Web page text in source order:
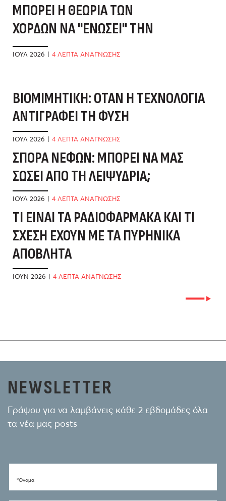
ΜΠΟΡΕΊ Η ΘΕΩΡΊΑ ΤΩΝ
ΧΟΡΔΏΝ ΝΑ "ΕΝΏΣΕΙ" ΤΗΝ
ΕΠΙΣΤΉΜΗ;
ΙΟΎΛ 2026 | 4 ΛΕΠΤΑ ΑΝΑΓΝΩΣΗΣ
ΒΙΟΜΙΜΗΤΙΚΉ: ΌΤΑΝ Η ΤΕΧΝΟΛΟΓΊΑ
ΑΝΤΙΓΡΆΦΕΙ ΤΗ ΦΎΣΗ
ΙΟΎΛ 2026 | 4 ΛΕΠΤΑ ΑΝΑΓΝΩΣΗΣ
ΣΠΟΡΆ ΝΕΦΏΝ: ΜΠΟΡΕΊ ΝΑ ΜΑΣ
ΣΏΣΕΙ ΑΠΌ ΤΗ ΛΕΙΨΥΔΡΊΑ;
ΙΟΎΛ 2026 | 4 ΛΕΠΤΑ ΑΝΑΓΝΩΣΗΣ
ΤΙ ΕΊΝΑΙ ΤΑ ΡΑΔΙΟΦΆΡΜΑΚΑ ΚΑΙ ΤΙ
ΣΧΈΣΗ ΈΧΟΥΝ ΜΕ ΤΑ ΠΥΡΗΝΙΚΆ
ΑΠΌΒΛΗΤΑ
ΙΟΎΝ 2026 | 4 ΛΕΠΤΑ ΑΝΑΓΝΩΣΗΣ
NEWSLETTER
Γράψου για να λαμβάνεις κάθε 2 εβδομάδες όλα
τα νέα μας posts
*Όνομα